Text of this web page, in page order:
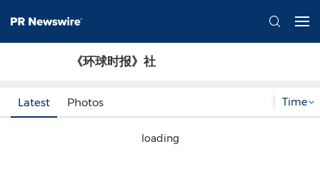
《环球时报》社
Time
Latest Photos
loading